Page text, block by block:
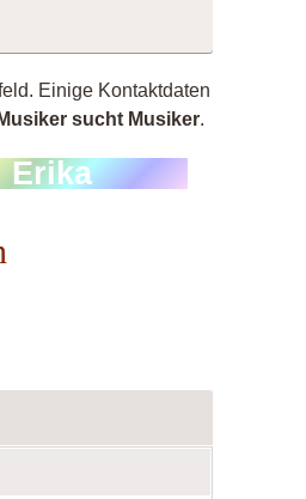
Einige Kontaktdaten
Musiker sucht Musiker.
Erika